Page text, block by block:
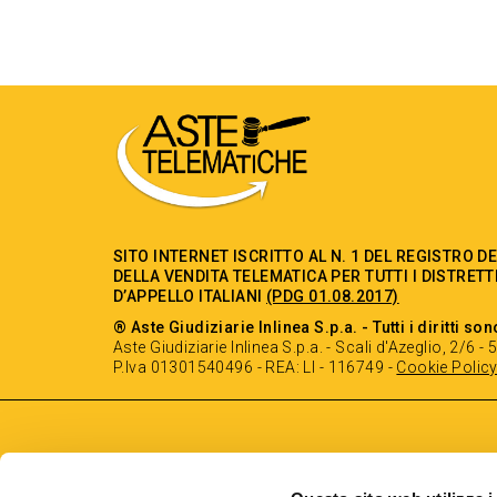
SITO INTERNET ISCRITTO AL N. 1 DEL REGISTRO
DELLA VENDITA TELEMATICA PER TUTTI I
D’APPELLO ITALIANI (PDG 01.08.2017)
® Aste Giudiziarie Inlinea S.p.a. - Tutti i diritti
Aste Giudiziarie Inlinea S.p.a. - Scali d'Azeglio, 2/6 -
P.Iva 01301540496 - REA: LI - 116749 - Cookie Policy